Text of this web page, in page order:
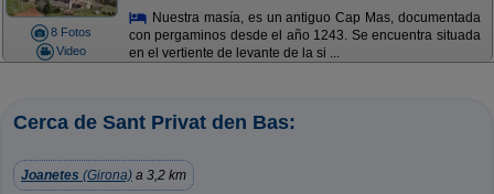
8 Fotos
Video
Nuestra masía, es un antiguo Cap Mas, documentada
con pergaminos desde el año 1243. Se encuentra situada
en el vertiente de levante de la si ...
Cerca de Sant Privat den Bas:
Joanetes (Girona) a 3,2 km